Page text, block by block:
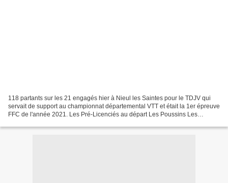
118 partants sur les 21 engagés hier à Nieul les Saintes pour le TDJV qui
servait de support au championnat départemental VTT et était la 1er épreuve
FFC de l'année 2021. Les Pré-Licenciés au départ Les Poussins Les